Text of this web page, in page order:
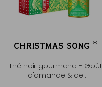
CHRISTMAS SONG ®
Thé noir gourmand - Goût
d'amande & de